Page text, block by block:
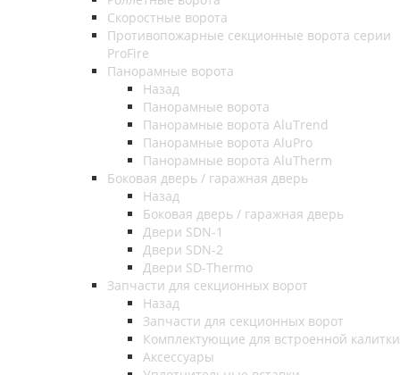
Скоростные ворота
Противопожарные секционные ворота серии
ProFire
Панорамные ворота
Назад
Панорамные ворота
Панорамные ворота AluTrend
Панорамные ворота AluPro
Панорамные ворота AluTherm
Боковая дверь / гаражная дверь
Назад
Боковая дверь / гаражная дверь
Двери SDN-1
Двери SDN-2
Двери SD-Thermo
Запчасти для секционных ворот
Назад
Запчасти для секционных ворот
Комплектующие для встроенной калитки
Аксессуары